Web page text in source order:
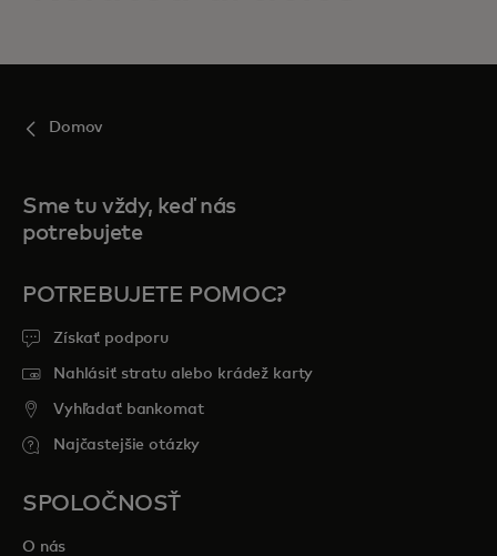
Domov
Sme tu vždy, keď nás
potrebujete
POTREBUJETE POMOC?
Získať podporu
Nahlásiť stratu alebo krádež karty
Vyhľadať bankomat
Najčastejšie otázky
SPOLOČNOSŤ
O nás